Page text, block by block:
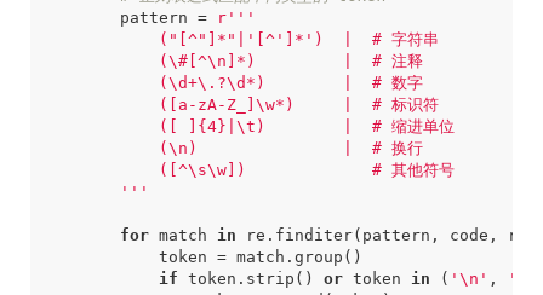
pattern = r
            (\#[^\n]*)         |  # 注释
            (\d+\.?\d*)        |  # 数字
            ([a-zA-Z_]\w*)     |  # 标识符
            ([ ]
{4}
            (\n)               |  # 换行
            ([^\s\w])             # 其他符号
        '''
for match in re . finditer( pattern , code , re
token = match . group ()
if token . strip () or token in ( ' \n ' ,
'